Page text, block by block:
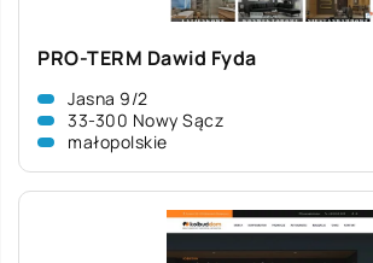
PRO-TERM Dawid Fyda
Jasna 9/2
33-300 Nowy Sącz
małopolskie